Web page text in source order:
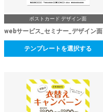
ポストカード デザイン面
webサービス_セミナー_デザイン面
テンプレートを選択する